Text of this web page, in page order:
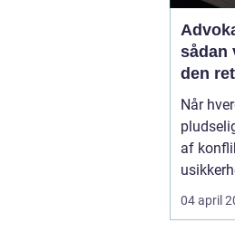
sådan
den
lokalt
Når
af
store
kan en
04 april